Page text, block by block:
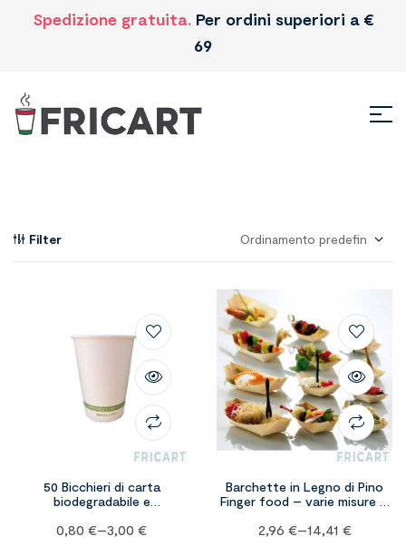
Spedizione gratuita. Per ordini superiori a €
69
Filter
50 Bicchieri di carta
biodegradabile e
varie misure
0,80 €–3,00 €
Barchette in Legno di Pino
Finger food – varie misure –
2,96 €–14,41 €